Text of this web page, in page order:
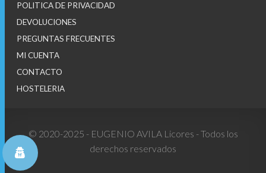
POLITICA DE PRIVACIDAD
DEVOLUCIONES
PREGUNTAS FRECUENTES
MI CUENTA
CONTACTO
HOSTELERIA
© 2020-2025 - EUGENIO AVILA Licores - Todos los
derechos reservados